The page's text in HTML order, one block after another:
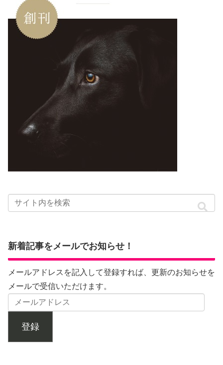
新着記事をメールでお知らせ！
メールアドレスを記入して登録すれば、更新のお知らせを
メールで受信いただけます。
登録